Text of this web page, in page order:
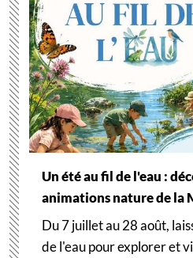
Un été au fil de l'eau :
animations nature de la
Du 7 juillet au 28 août,
de l'eau pour explorer et